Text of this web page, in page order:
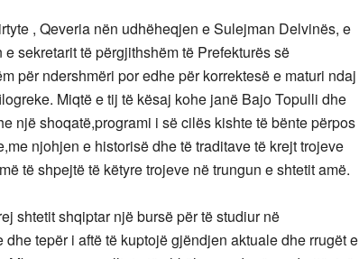
, Qeveria nën udhëheqjen e Sulejman Delvinës, e
sekretarit të përgjithshëm të Prefekturës së
për ndershmëri por edhe për korrektesë e maturi ndaj
Miqtë e tij të kësaj kohe janë Bajo Topulli dhe
një shoqatë,programi i së cilës kishte të bënte përpos
njohjen e historisë dhe të traditave të krejt trojeve
të shpejtë të këtyre trojeve në trungun e shtetit amë.
shtetit shqiptar një bursë për të studiur në
tepër i aftë të kuptojë gjëndjen aktuale dhe rrugët e